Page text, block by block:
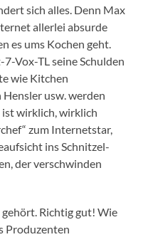
sich alles. Denn Max
allerlei absurde
es ums Kochen geht.
Vox-TL seine Schulden
wie Kitchen
Hensler usw. werden
ist wirklich, wirklich
zum Internetstar,
ins Schnitzel-
der verschwinden
gehört. Richtig gut! Wie
Produzenten